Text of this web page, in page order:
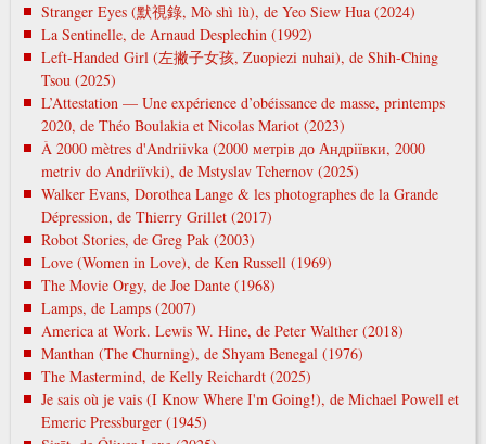
Stranger Eyes (默視錄, Mò shì lù), de Yeo Siew Hua (2024)
La Sentinelle, de Arnaud Desplechin (1992)
Left-Handed Girl (左撇子女孩, Zuopiezi nuhai), de Shih-Ching
Tsou (2025)
L’Attestation — Une expérience d’obéissance de masse, printemps
2020, de Théo Boulakia et Nicolas Mariot (2023)
À 2000 mètres d'Andriivka (2000 метрів до Андріївки, 2000
metrіv do Andrіїvki), de Mstyslav Tchernov (2025)
Walker Evans, Dorothea Lange & les photographes de la Grande
Dépression, de Thierry Grillet (2017)
Robot Stories, de Greg Pak (2003)
Love (Women in Love), de Ken Russell (1969)
The Movie Orgy, de Joe Dante (1968)
Lamps, de Lamps (2007)
America at Work. Lewis W. Hine, de Peter Walther (2018)
Manthan (The Churning), de Shyam Benegal (1976)
The Mastermind, de Kelly Reichardt (2025)
Je sais où je vais (I Know Where I'm Going!), de Michael Powell et
Emeric Pressburger (1945)